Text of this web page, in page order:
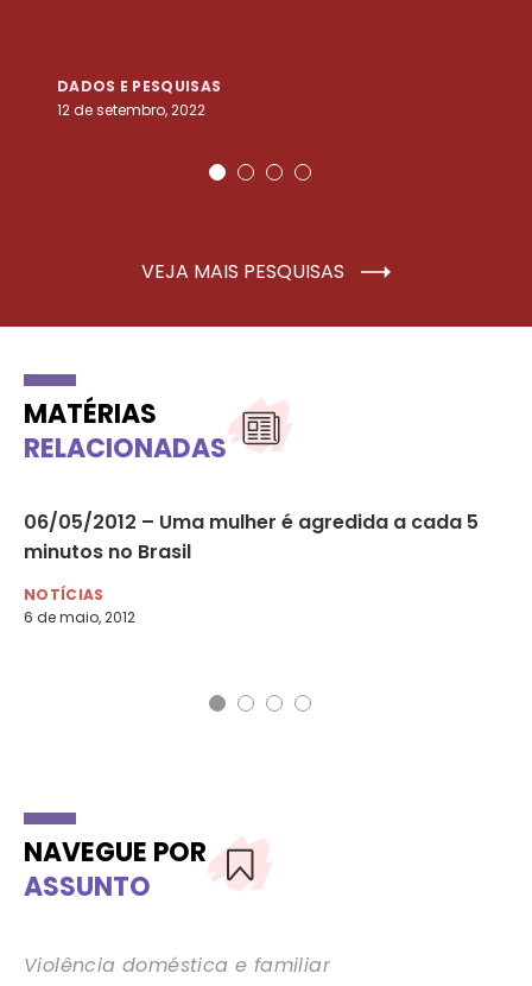
DADOS E PESQUISAS
12 de setembro, 2022
VEJA MAIS PESQUISAS
MATÉRIAS
RELACIONADAS
06/05/2012 – Uma mulher é agredida a cada 5
minutos no Brasil
NOTÍCIAS
6 de maio, 2012
NAVEGUE POR
ASSUNTO
Violência doméstica e familiar